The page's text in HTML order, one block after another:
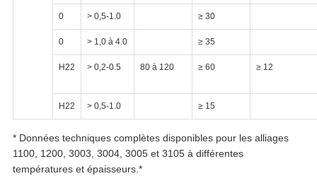
0 > 0,5-1.0 ≥ 30
0 > 1,0 à 4.0 ≥ 35
H22 > 0,2-0.5 80 à 120 ≥ 60 ≥ 12
H22 > 0,5-1.0 ≥ 15
* Données techniques complètes disponibles pour les alliages
1100, 1200, 3003, 3004, 3005 et 3105 à différentes
températures et épaisseurs.*